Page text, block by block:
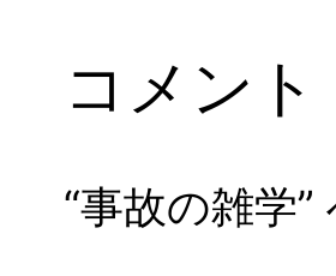
コメント
“事故の雑学